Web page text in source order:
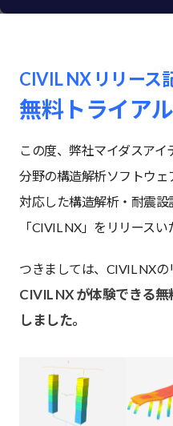
CIVIL NX リリース
無料トライアル
この度、弊社マイダスア
分野の構造解析ソフトウ
対応した構造解析・耐震
「CIVIL NX」をリリースい
つきましては、CIVIL NXの
CIVIL NX が体験できる
しました。